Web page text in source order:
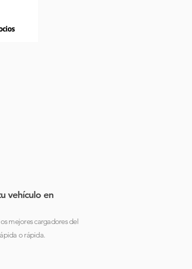
vehículo en
mejores cargadores del
o rápida.